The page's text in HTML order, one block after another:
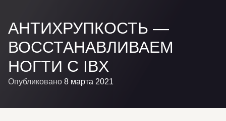
АНТИХРУПКОСТЬ —
ВОССТАНАВЛИВАЕМ
НОГТИ С IBX
Опубликовано 8 марта 2021